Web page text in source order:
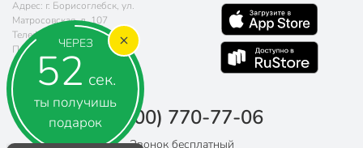
ЧЕРЕЗ
51 сек.
ты получишь
подарок
Адрес: г. Борисоглебск, ул.
Матросовская, д. 107
Телефон:
8 (800) 770-77-06
Почта:
sales@poryadok.ru
8 (800) 770-77-06
Звонок бесплатный